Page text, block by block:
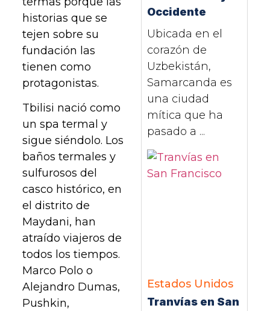
historias que se
tejen sobre su
fundación las
tienen como
protagonistas.
Tbilisi nació como
un spa termal y
sigue siéndolo. Los
baños termales y
sulfurosos del
casco histórico, en
el distrito de
Maydani, han
atraído viajeros de
todos los tiempos.
Marco Polo o
Alejandro Dumas,
Pushkin,
Occidente
Ubicada en el
corazón de
Uzbekistán,
Samarcanda es
una ciudad
mítica que ha
pasado a ...
Estados Unidos
Tranvías en San